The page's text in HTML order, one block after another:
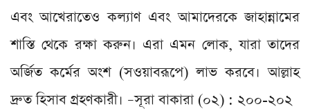
এবং আখেরাতেও কল্যাণ এবং আমাদেরকে জাহান্নামের
শাস্তি থেকে রক্ষা করুন। এরা এমন লোক, যারা তাদের
অর্জিত কর্মের অংশ (সওয়াবরূপে) লাভ করবে। আল্লাহ
দ্রুত হিসাব গ্রহণকারী। –সূরা বাকারা (০২) : ২০০-২০২